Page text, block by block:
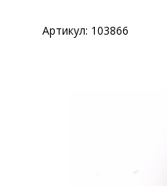
Артикул: 103866